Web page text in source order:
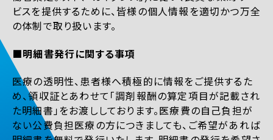
ビスを提供するために、皆様の個人情報を適切かつ万全
の体制で取り扱います。
■明細書発行に関する事項
医療の透明性、患者様へ積極的に情報をご提供するた
め、領収証とあわせて「調剤報酬の算定項目が記載され
た明細書」をお渡ししております。医療費の自己負担が
ない公費負担医療の方につきましても、ご希望があれば